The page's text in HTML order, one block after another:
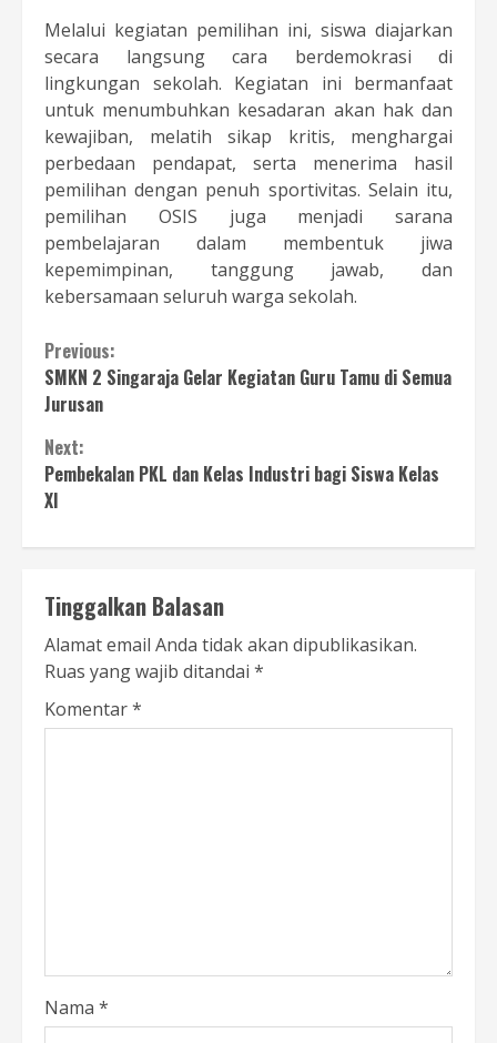
Melalui kegiatan pemilihan ini, siswa diajarkan
secara langsung cara berdemokrasi di
lingkungan sekolah. Kegiatan ini bermanfaat
untuk menumbuhkan kesadaran akan hak dan
kewajiban, melatih sikap kritis, menghargai
perbedaan pendapat, serta menerima hasil
pemilihan dengan penuh sportivitas. Selain itu,
pemilihan OSIS juga menjadi sarana
pembelajaran dalam membentuk jiwa
kepemimpinan, tanggung jawab, dan
kebersamaan seluruh warga sekolah.
Continue
Reading
Previous:
SMKN 2 Singaraja Gelar Kegiatan Guru Tamu di Semua
Jurusan
Next:
Pembekalan PKL dan Kelas Industri bagi Siswa Kelas
XI
Tinggalkan Balasan
Alamat email Anda tidak akan dipublikasikan.
Ruas yang wajib ditandai *
Komentar*
Nama *